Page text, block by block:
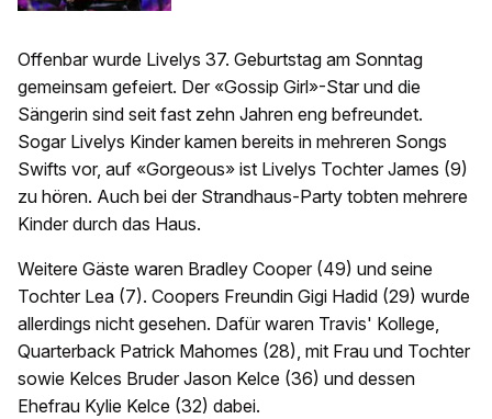
Offenbar wurde Livelys 37. Geburtstag am Sonntag
gemeinsam gefeiert. Der «Gossip Girl»-Star und die
Sängerin sind seit fast zehn Jahren eng befreundet.
Sogar Livelys Kinder kamen bereits in mehreren Songs
Swifts vor, auf «Gorgeous» ist Livelys Tochter James (9)
zu hören. Auch bei der Strandhaus-Party tobten mehrere
Kinder durch das Haus.
Weitere Gäste waren Bradley Cooper (49) und seine
Tochter Lea (7). Coopers Freundin Gigi Hadid (29) wurde
allerdings nicht gesehen. Dafür waren Travis' Kollege,
Quarterback Patrick Mahomes (28), mit Frau und Tochter
sowie Kelces Bruder Jason Kelce (36) und dessen
Ehefrau Kylie Kelce (32) dabei.